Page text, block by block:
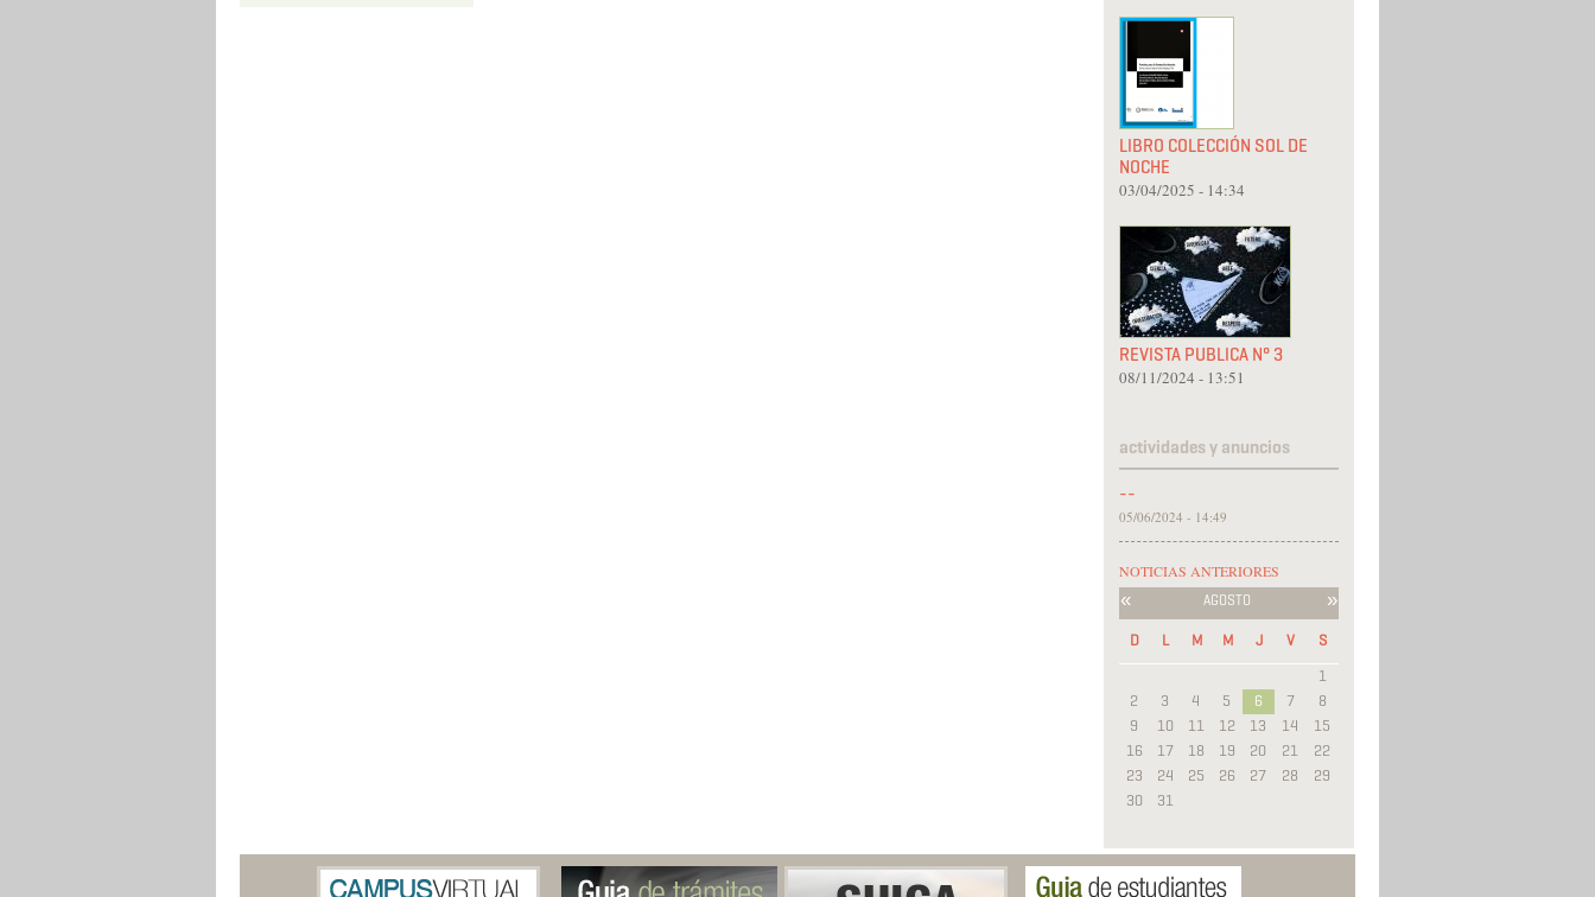
LIBRO COLECCIÓN SOL DE
NOCHE
03/04/2025 - 14:34
REVISTA PUBLICA N° 3
08/11/2024 - 13:51
actividades y anuncios
--
05/06/2024 - 14:49
NOTICIAS ANTERIORES
« AGOSTO »
D L M M J V
S
1
2
3 4 5 6 7
8
9
10 11 12 13 14
15
16
17 18 19 20 21
22
23
24 25 26 27 28
29
30
31